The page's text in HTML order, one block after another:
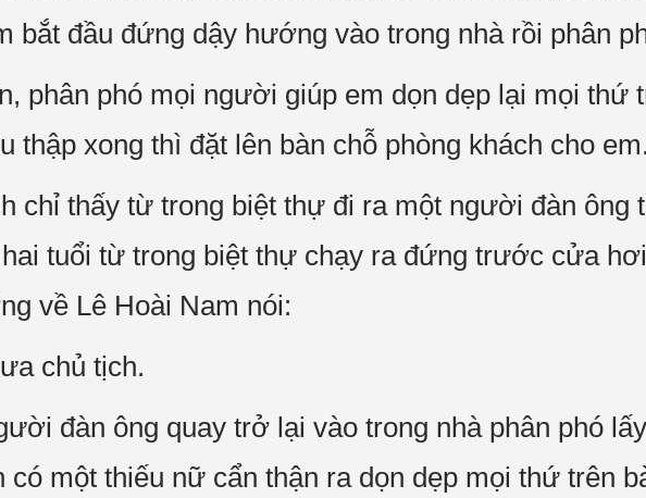
bắt đầu đứng dậy hướng vào trong nhà rồi phân
phân phó mọi người giúp em dọn dẹp lại mọi thứ
thập xong thì đặt lên bàn chỗ phòng khách cho em.
chỉ thấy từ trong biệt thự đi ra một người đàn ông
tuổi từ trong biệt thự chạy ra đứng trước cửa
về Lê Hoài Nam nói:
chủ tịch.
đàn ông quay trở lại vào trong nhà phân phó
có một thiếu nữ cẩn thận ra dọn dẹp mọi thứ trên